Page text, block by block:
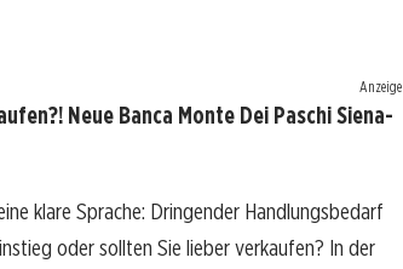
Anzeige
Neue Banca Monte Dei Paschi Siena-
klare Sprache: Dringender Handlungsbedarf
oder sollten Sie lieber verkaufen? In der